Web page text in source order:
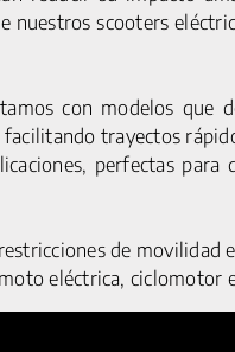
scooters
con modelos que
trayectos
perfectas
de movilidad
eléctrica, ciclomotor
AVISO LEGAL
POLÍTICA DE COOKIES
POLÍTICA DE PRIVACIDAD